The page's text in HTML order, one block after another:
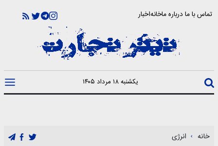
تماس با مادرباره ماخانهاخبار
یکشنبه ۱۸ مرداد ۱۴۰۵
خانه انرژی